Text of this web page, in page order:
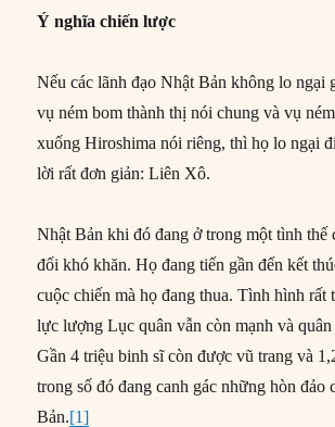
Ý nghĩa chiến lược
Nếu các lãnh đạo Nhật Bản không lo ngại
vụ ném bom thành thị nói chung và vụ
xuống Hiroshima nói riêng, thì họ lo ngại
lời rất đơn giản: Liên Xô.
Nhật Bản khi đó đang ở trong một tình thế
đối khó khăn. Họ đang tiến gần đến kết
cuộc chiến mà họ đang thua. Tình hình rất
lực lượng Lục quân vẫn còn mạnh và
Gần 4 triệu binh sĩ còn được vũ trang và
trong số đó đang canh gác những hòn đảo
Bản.[1]